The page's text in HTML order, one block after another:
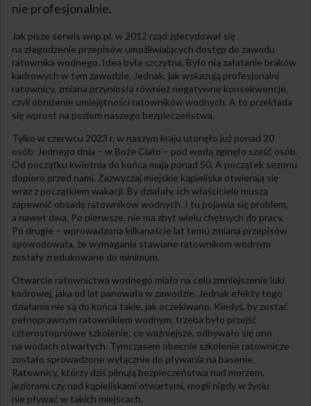
nie profesjonalnie.
Jak pisze serwis wnp.pl, w 2012 rząd zdecydował się
na złagodzenie przepisów umożliwiających dostęp do zawodu
ratownika wodnego. Idea była szczytna. Było nią załatanie braków
kadrowych w tym zawodzie. Jednak, jak wskazują profesjonalni
ratownicy, zmiana przyniosła również negatywne konsekwencje,
czyli obniżenie umiejętności ratowników wodnych. A to przekłada
się wprost na poziom naszego bezpieczeństwa.
Tylko w czerwcu 2023 r. w naszym kraju utonęło już ponad 20
osób. Jednego dnia – w Boże Ciało – pod wodą zginęło sześć osób.
Od początku kwietnia do końca maja ponad 50. A początek sezonu
dopiero przed nami. Zazwyczaj miejskie kąpieliska otwierają się
wraz z początkiem wakacji. By działały, ich właściciele muszą
zapewnić obsadę ratowników wodnych. I tu pojawia się problem,
a nawet dwa. Po pierwsze, nie ma zbyt wielu chętnych do pracy.
Po drugie – wprowadzona kilkanaście lat temu zmiana przepisów
spowodowała, że wymagania stawiane ratownikom wodnym
zostały zredukowane do minimum.
Otwarcie ratownictwa wodnego miało na celu zmniejszenie luki
kadrowej, jaka od lat panowała w zawodzie. Jednak efekty tego
działania nie są do końca takie, jak oczekiwano. Kiedyś, by zostać
pełnoprawnym ratownikiem wodnym, trzeba było przejść
czterostopniowe szkolenie; co ważniejsze, odbywało się ono
na wodach otwartych. Tymczasem obecnie szkolenie ratownicze
zostało sprowadzone wyłącznie do pływania na basenie.
Ratownicy, którzy dziś pilnują bezpieczeństwa nad morzem,
jeziorami czy nad kąpieliskami otwartymi, mogli nigdy w życiu
nie pływać w takich miejscach.